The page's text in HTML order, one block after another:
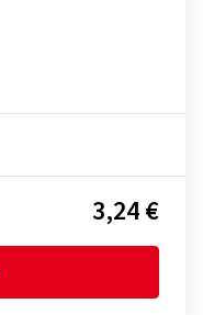
3,24 €